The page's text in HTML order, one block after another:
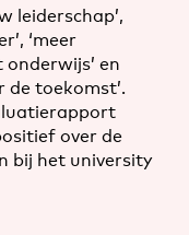
leiderschap’,
‘meer
en
de toekomst’.
over de
bij het university